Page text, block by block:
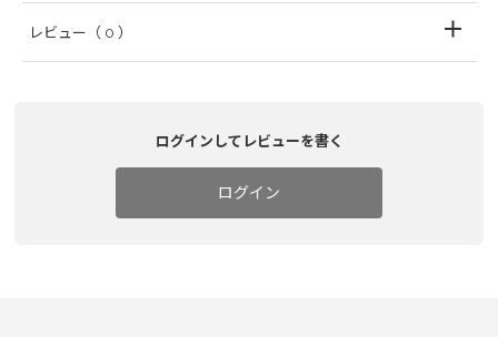
レビュー （ 0 ）
ログインしてレビューを書く
ログイン